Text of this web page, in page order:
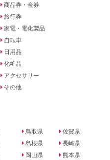
商品券・金券
旅行券
家電・電化製品
自転車
日用品
化粧品
アクセサリー
その他
鳥取県
島根県
岡山県
佐賀県
長崎県
熊本県